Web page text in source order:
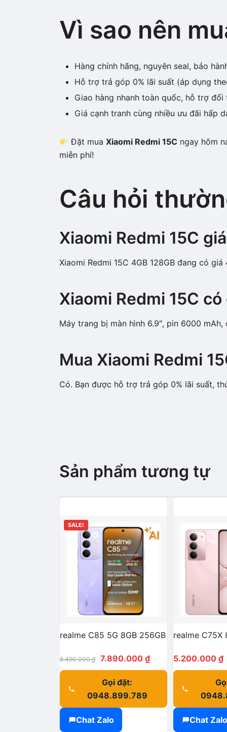
Vì sao nên
Hàng chính hãng, nguyên seal, bảo
Hỗ trợ trả góp 0% lãi suất (áp dụng
Giao hàng nhanh toàn quốc, hỗ trợ
Giá cạnh tranh cùng nhiều ưu đãi hấp
Đặt muaXiaomi Redmi 15C ngay hôm
miễn phí!
Câu hỏi
Xiaomi Redmi 15C
Xiaomi Redmi 15C 4GB 128GB đang có
Xiaomi Redmi 15C
Máy trang bị màn hình 6.9″, pin 6000
Mua Xiaomi Redmi
Có. Bạn được hỗ trợ trả góp 0% lãi suất,
Sản phẩm tương tự
SALE!
realme C85 5G 8GB 256GB
8.490.000₫
Giá
gốc
là:
8.490.000 ₫.
7.890.000 ₫Giá
hiện
7.890.000 ₫.
Gọi đặt:
0948.899.789
Chat Zalo
realme C75X
5.200.000 ₫
Chat Zalo